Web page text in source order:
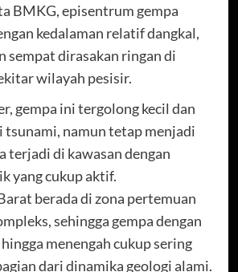
BMKG, episentrum gempa
kedalaman relatif dangkal,
sempat dirasakan ringan di
wilayah pesisir.
gempa ini tergolong kecil dan
namun tetap menjadi
terjadi di kawasan dengan
yang cukup aktif.
berada di zona pertemuan
sehingga gempa dengan
menengah cukup sering
dari dinamika geologi alami.